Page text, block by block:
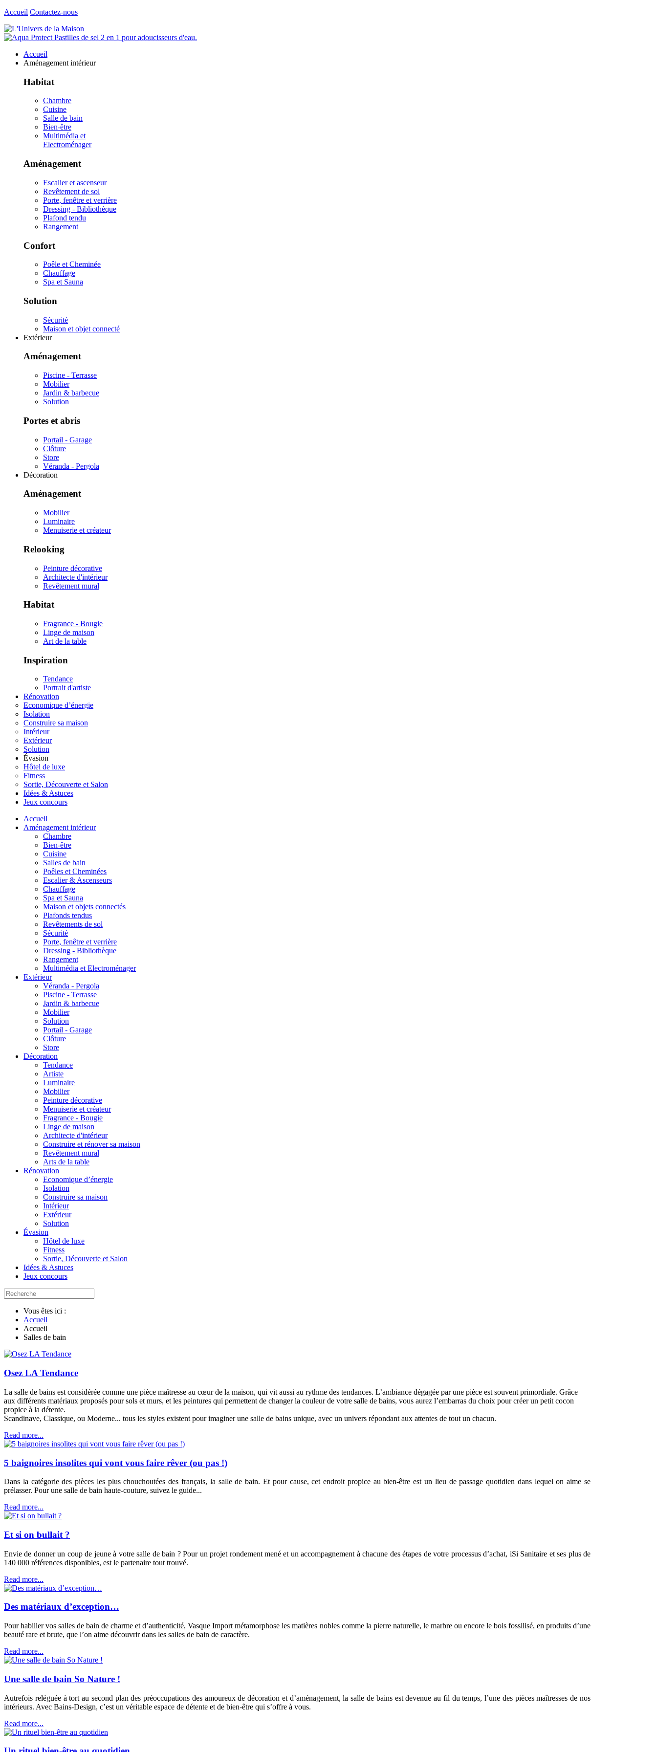
Accueil Contactez-nous
Accueil
Aménagement intérieur
Habitat
Chambre
Cuisine
Salle de bain
Bien-être
Multimédia et
Electroménager
Aménagement
Escalier et ascenseur
Revêtement de sol
Porte, fenêtre et verrière
Dressing - Bibliothèque
Plafond tendu
Rangement
Confort
Poêle et Cheminée
Chauffage
Spa et Sauna
Solution
Sécurité
Maison et objet connecté
Extérieur
Aménagement
Piscine - Terrasse
Mobilier
Jardin & barbecue
Solution
Portes et abris
Portail - Garage
Clôture
Store
Véranda - Pergola
Décoration
Aménagement
Mobilier
Luminaire
Menuiserie et créateur
Relooking
Peinture décorative
Architecte d'intérieur
Revêtement mural
Habitat
Fragrance - Bougie
Linge de maison
Art de la table
Inspiration
Tendance
Portrait d'artiste
Rénovation
Economique d’énergie
Isolation
Construire sa maison
Intérieur
Extérieur
Solution
Évasion
Hôtel de luxe
Fitness
Sortie, Découverte et Salon
Idées & Astuces
Jeux concours
Accueil
Aménagement intérieur
Chambre
Bien-être
Cuisine
Salles de bain
Poêles et Cheminées
Escalier & Ascenseurs
Chauffage
Spa et Sauna
Maison et objets connectés
Plafonds tendus
Revêtements de sol
Sécurité
Porte, fenêtre et verrière
Dressing - Bibliothèque
Rangement
Multimédia et Electroménager
Extérieur
Véranda - Pergola
Piscine - Terrasse
Jardin & barbecue
Mobilier
Solution
Portail - Garage
Clôture
Store
Décoration
Tendance
Artiste
Luminaire
Mobilier
Peinture décorative
Menuiserie et créateur
Fragrance - Bougie
Linge de maison
Architecte d'intérieur
Construire et rénover sa maison
Revêtement mural
Arts de la table
Rénovation
Economique d’énergie
Isolation
Construire sa maison
Intérieur
Extérieur
Solution
Évasion
Hôtel de luxe
Fitness
Sortie, Découverte et Salon
Idées & Astuces
Jeux concours
Vous êtes ici :
Accueil
Accueil
Salles de bain
Osez LA Tendance
La salle de bains est considérée comme une pièce maîtresse au cœur de la maison, qui vit aussi au rythme des tendances. L’ambiance dégagée par une pièce est souvent primordiale. Grâce
aux différents matériaux proposés pour sols et murs, et les peintures qui permettent de changer la couleur de votre salle de bains, vous aurez l’embarras du choix pour créer un petit cocon
propice à la détente.
Scandinave, Classique, ou Moderne... tous les styles existent pour imaginer une salle de bains unique, avec un univers répondant aux attentes de tout un chacun.
Read more...
5 baignoires insolites qui vont vous faire rêver (ou pas !)
Dans la catégorie des pièces les plus chouchoutées des français, la salle de bain. Et pour cause, cet endroit propice au bien-être est un lieu de passage quotidien dans lequel on aime se
prélasser. Pour une salle de bain haute-couture, suivez le guide...
Read more...
Et si on bullait ?
Envie de donner un coup de jeune à votre salle de bain ? Pour un projet rondement mené et un accompagnement à chacune des étapes de votre processus d’achat, iSi Sanitaire et ses plus de
140 000 références disponibles, est le partenaire tout trouvé.
Read more...
Des matériaux d’exception…
Pour habiller vos salles de bain de charme et d’authenticité, Vasque Import métamorphose les matières nobles comme la pierre naturelle, le marbre ou encore le bois fossilisé, en produits d’une
beauté rare et brute, que l’on aime découvrir dans les salles de bain de caractère.
Read more...
Une salle de bain So Nature !
Autrefois reléguée à tort au second plan des préoccupations des amoureux de décoration et d’aménagement, la salle de bains est devenue au fil du temps, l’une des pièces maîtresses de nos
intérieurs. Avec Bains-Design, c’est un véritable espace de détente et de bien-être qui s’offre à vous.
Read more...